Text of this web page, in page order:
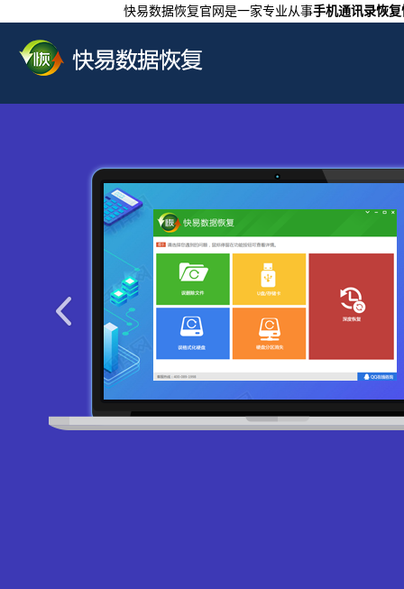
快易数据恢复官网是一家专业从事手机通讯录恢